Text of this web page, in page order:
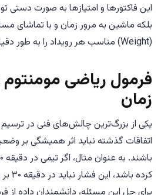
این فاکتورها و امتیازها به صورت دستی
بلکه ماشین به مرور زمان و با تماشای
(Weight) مناسب هر رویداد را به طور دقیق محاسبه کرده است.
فرمول ریاضی
زمان
یکی از بزرگ‌ترین چالش‌های فنی در
اتفاقات گذشته نباید اثر همیشگی بر